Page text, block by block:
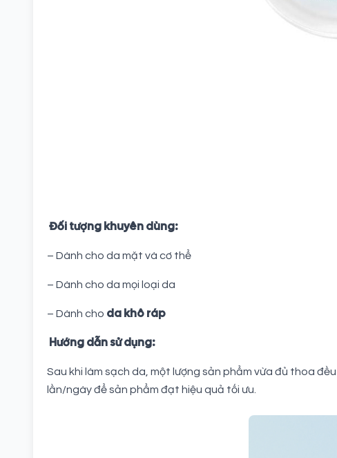
Đối tượng khuyên dùng:
– Dành cho da mặt và cơ thể
– Dành cho da mọi loại da
– Dành cho da khô ráp
Hướng dẫn sử dụng:
Sau khi làm sạch da, một lượng sản phẩm vừa đủ thoa
lần/ngày để sản phẩm đạt hiệu quả tối ưu.